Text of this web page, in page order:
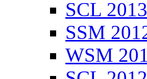
SCL 2013
SSM
WSM